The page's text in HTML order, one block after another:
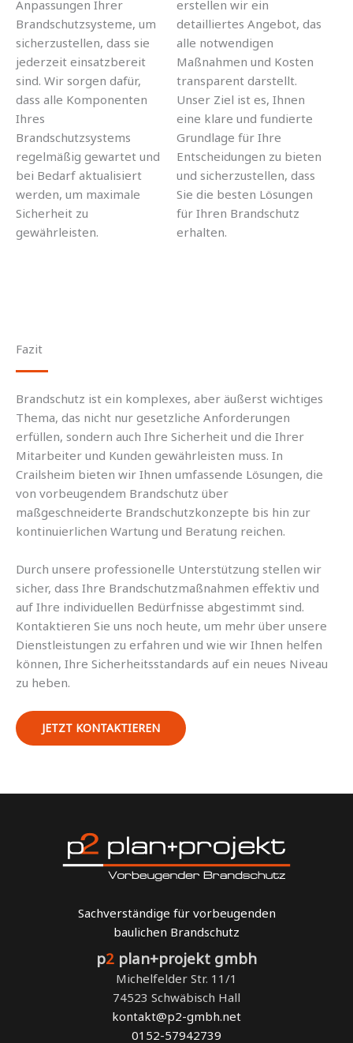
Anpassungen Ihrer
Brandschutzsysteme, um
sicherzustellen, dass sie
jederzeit einsatzbereit
sind. Wir sorgen dafür,
dass alle Komponenten
Ihres
Brandschutzsystems
regelmäßig gewartet und
bei Bedarf aktualisiert
werden, um maximale
Sicherheit zu
gewährleisten.
erstellen wir ein
detailliertes Angebot, das
alle notwendigen
Maßnahmen und Kosten
transparent darstellt.
Unser Ziel ist es, Ihnen
eine klare und fundierte
Grundlage für Ihre
Entscheidungen zu bieten
und sicherzustellen, dass
Sie die besten Lösungen
für Ihren Brandschutz
erhalten.
Fazit
Brandschutz ist ein komplexes, aber äußerst wichtiges
Thema, das nicht nur gesetzliche Anforderungen
erfüllen, sondern auch Ihre Sicherheit und die Ihrer
Mitarbeiter und Kunden gewährleisten muss. In
Crailsheim bieten wir Ihnen umfassende Lösungen, die
von vorbeugendem Brandschutz über
maßgeschneiderte Brandschutzkonzepte bis hin zur
kontinuierlichen Wartung und Beratung reichen.
Durch unsere professionelle Unterstützung stellen wir
sicher, dass Ihre Brandschutzmaßnahmen effektiv und
auf Ihre individuellen Bedürfnisse abgestimmt sind.
Kontaktieren Sie uns noch heute, um mehr über unsere
Dienstleistungen zu erfahren und wie wir Ihnen helfen
können, Ihre Sicherheitsstandards auf ein neues Niveau
zu heben.
JETZT KONTAKTIEREN
Sachverständige für vorbeugenden
baulichen Brandschutz
p2 plan+projekt gmbh
Michelfelder Str. 11/1
74523 Schwäbisch Hall
kontakt@p2-gmbh.net
0152-57942739